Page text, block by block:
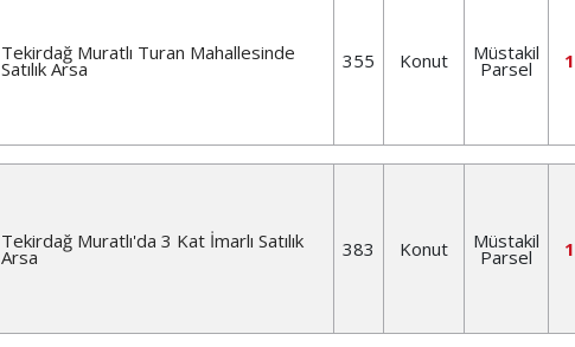
Tekirdağ Muratlı Turan Mahallesinde
Satılık Arsa 355 Konut Müstakil
Parsel
Tekirdağ Muratlı'da 3 Kat İmarlı Satılık
Arsa 383 Konut Müstakil
Parsel